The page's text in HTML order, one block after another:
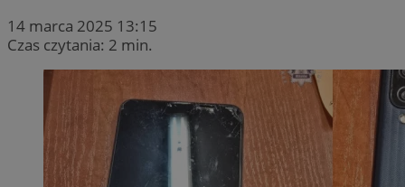
14 marca 2025 13:15
Czas czytania: 2 min.